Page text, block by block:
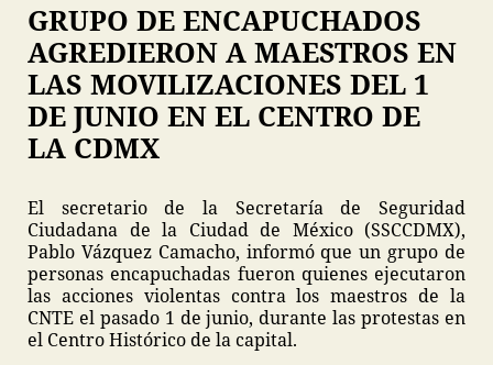
GRUPO DE ENCAPUCHADOS
AGREDIERON A MAESTROS EN
LAS MOVILIZACIONES DEL 1
DE JUNIO EN EL CENTRO DE
LA CDMX
El secretario de la Secretaría de Seguridad
Ciudadana de la Ciudad de México (SSCCDMX),
Pablo Vázquez Camacho, informó que un grupo de
personas encapuchadas fueron quienes ejecutaron
las acciones violentas contra los maestros de la
CNTE el pasado 1 de junio, durante las protestas en
el Centro Histórico de la capital.